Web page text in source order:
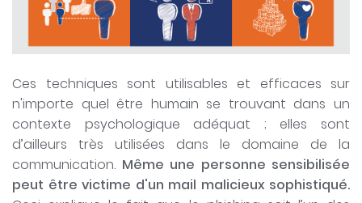
Ces techniques sont utilisables et efficaces sur
n'importe quel être humain se trouvant dans un
contexte psychologique adéquat ; elles sont
d’ailleurs très utilisées dans le domaine de la
communication. Même une personne sensibilisée
peut être victime d'un mail malicieux sophistiqué.